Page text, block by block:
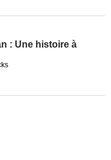
: Une histoire à